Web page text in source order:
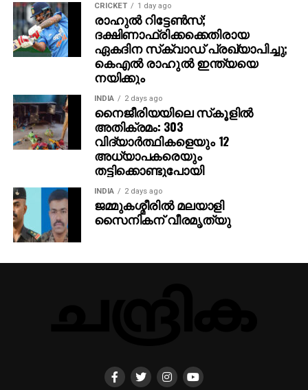
CRICKET 1 day ago
രാഹുൽ റിട്ടേൺസ്;
ദക്ഷിണാഫ്രിക്കക്കെതിരായ
ഏകദിന സ്‌ക്വാഡ് പ്രഖ്യാപിച്ചു;
കെഎൽ രാഹുൽ ഇന്ത്യയെ
നയിക്കും
INDIA 2 days ago
നൈജീരിയയിലെ സ്‌കൂളില്‍
അതിക്രമം: 303
വിദ്യാര്‍ത്ഥികളെയും 12
അധ്യാപകരെയും
തട്ടിക്കൊണ്ടുപോയി
INDIA 2 days ago
ജമ്മുകശ്മീരില്‍ മലയാളി
സൈനികന് വീരമൃത്യു